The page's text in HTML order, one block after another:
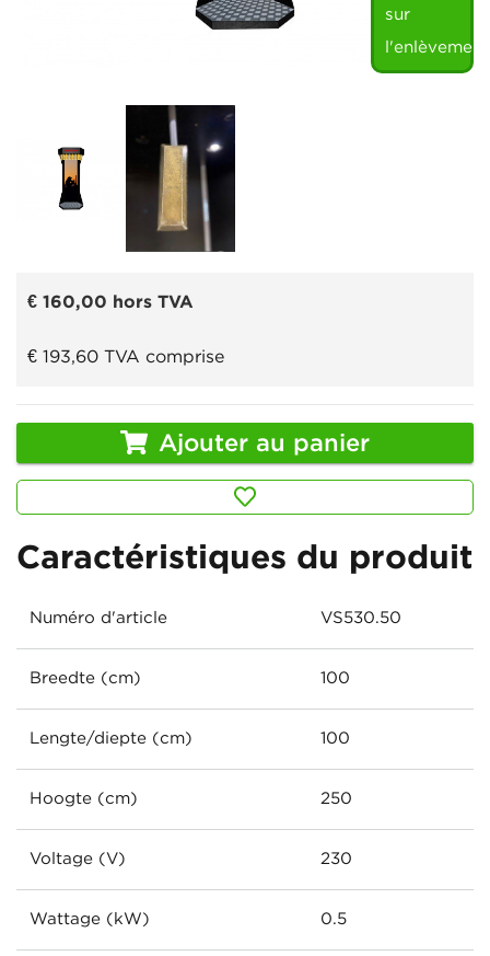
sur
€ 160,00 hors TVA
€ 193,60 TVA comprise
Ajouter au panier
Caractéristiques du produit
Numéro d'article VS530.50
Breedte (cm) 100
Lengte/diepte (cm) 100
Hoogte (cm) 250
Voltage (V) 230
Wattage (kW) 0.5